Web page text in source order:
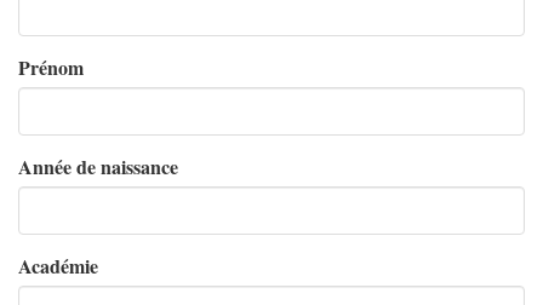
Prénom
Année de naissance
Académie